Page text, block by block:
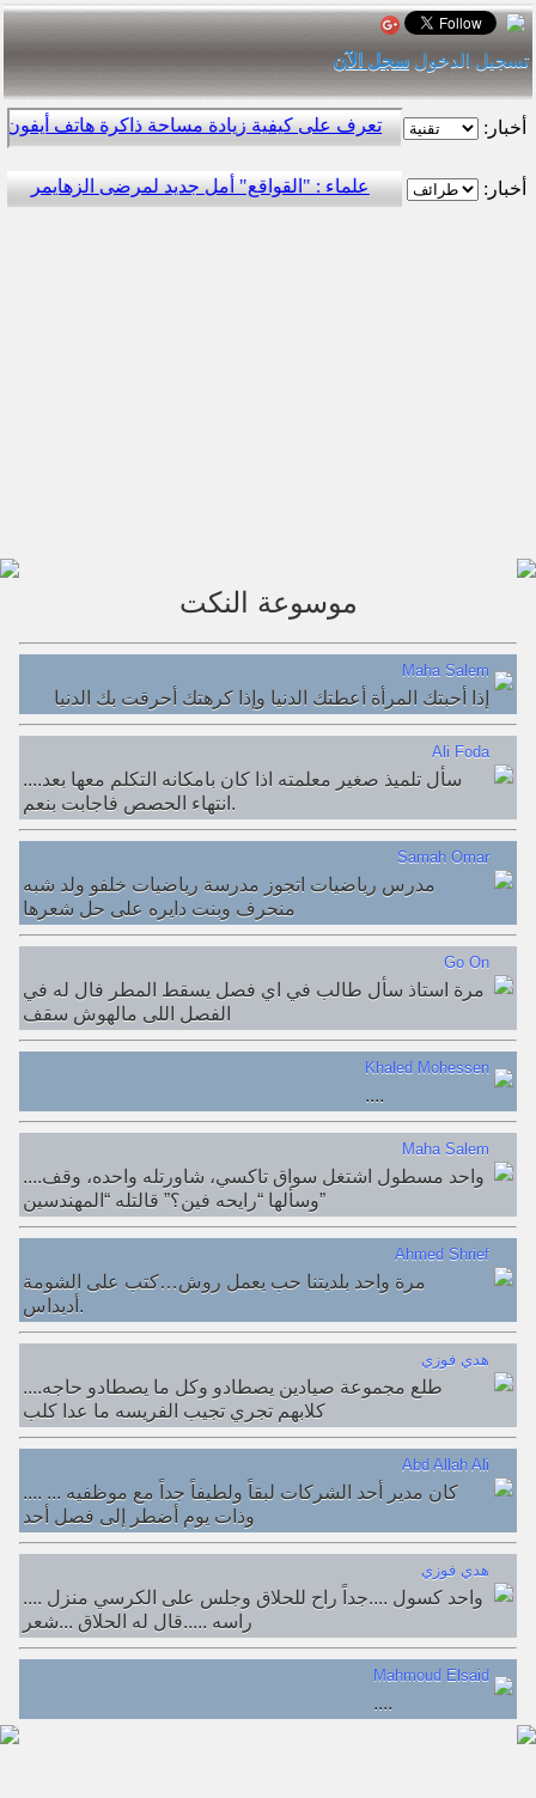
تسجيل الدخول سجل الآن
موسوعة النكت
Maha Salem
إذا أحبتك المرأة أعطتك الدنيا وإذا كرهتك أحرقت بك الدنيا
Ali Foda
....سأل تلميذ صغير معلمته اذا كان بامكانه التكلم معها بعد
انتهاء الحصص فاجابت بنعم.
Samah Omar
مدرس رياضيات اتجوز مدرسة رياضيات خلفو ولد شبه
منحرف وبنت دايره على حل شعرها
Go On
مرة استاذ سأل طالب في اي فصل يسقط المطر فال له في
الفصل اللى مالهوش سقف
Khaled Mohessen
....
Maha Salem
....واحد مسطول اشتغل سواق تاكسي، شاورتله واحده، وقف
وسألها “رايحه فين؟” قالتله “المهندسين”
Ahmed Shrief
مرة واحد بلديتنا حب يعمل روش…كتب على الشومة
أديداس.
هدي فوزي
....طلع مجموعة صيادين يصطادو وكل ما يصطادو حاجه
كلابهم تجري تجيب الفريسه ما عدا كلب
Abd Allah Ali
.... كان مدير أحد الشركات لبقاً ولطيفاً جداً مع موظفيه ...
وذات يوم أضطر إلى فصل أحد
هدي فوزي
.... واحد كسول ....جداً راح للحلاق وجلس على الكرسي منزل
راسه .....قال له الحلاق ...شعر
Mahmoud Elsaid
....